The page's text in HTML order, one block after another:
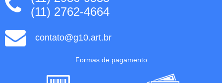
(11) 2762-4664
contato@g10.art.br
Formas de pagamento